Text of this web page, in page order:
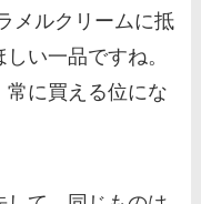
メルクリームに抵
い一品ですね。
常に買える位にな